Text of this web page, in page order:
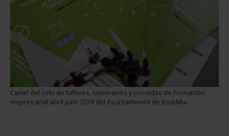
Cartel del ciclo de talleres, seminarios y jornadas de formación
empresarial abril-julio 2018 del Ayuntamiento de Boadilla.